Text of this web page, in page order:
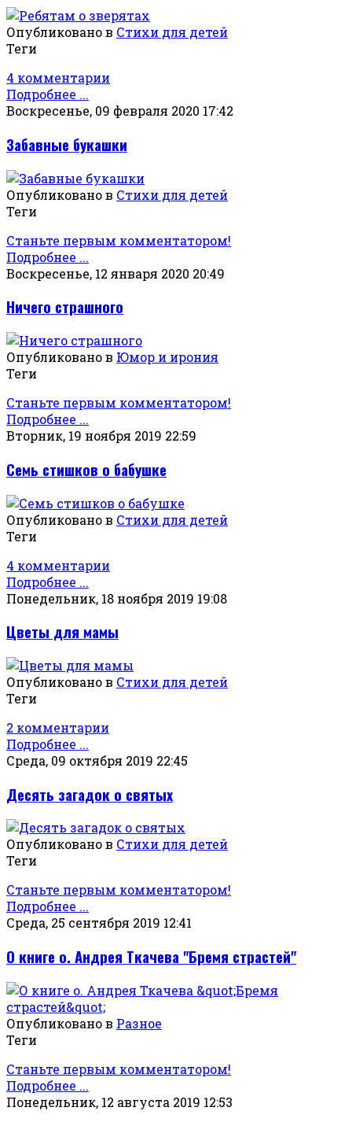
Опубликовано в Стихи для детей
Теги
4 комментарии
Подробнее ...
Воскресенье, 09 февраля 2020 17:42
Забавные букашки
Опубликовано в Стихи для детей
Теги
Станьте первым комментатором!
Подробнее ...
Воскресенье, 12 января 2020 20:49
Ничего страшного
Опубликовано в Юмор и ирония
Теги
Станьте первым комментатором!
Подробнее ...
Вторник, 19 ноября 2019 22:59
Семь стишков о бабушке
Опубликовано в Стихи для детей
Теги
4 комментарии
Подробнее ...
Понедельник, 18 ноября 2019 19:08
Цветы для мамы
Опубликовано в Стихи для детей
Теги
2 комментарии
Подробнее ...
Среда, 09 октября 2019 22:45
Десять загадок о святых
Опубликовано в Стихи для детей
Теги
Станьте первым комментатором!
Подробнее ...
Среда, 25 сентября 2019 12:41
О книге о. Андрея Ткачева "Бремя страстей"
Опубликовано в Разное
Теги
Станьте первым комментатором!
Подробнее ...
Понедельник, 12 августа 2019 12:53